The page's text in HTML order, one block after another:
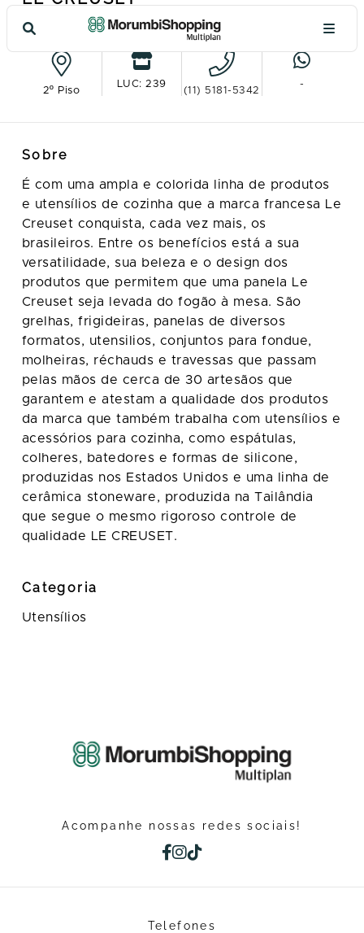
Ver no mapa
2º Piso
LUC: 239
(11) 5181-5342
-
Sobre
É com uma ampla e colorida linha de produtos
e utensílios de cozinha que a marca francesa Le
Creuset conquista, cada vez mais, os
brasileiros. Entre os benefícios está a sua
versatilidade, sua beleza e o design dos
produtos que permitem que uma panela Le
Creuset seja levada do fogão à mesa. São
grelhas, frigideiras, panelas de diversos
formatos, utensilios, conjuntos para fondue,
molheiras, réchauds e travessas que passam
pelas mãos de cerca de 30 artesãos que
garantem e atestam a qualidade dos produtos
da marca que também trabalha com utensílios e
acessórios para cozinha, como espátulas,
colheres, batedores e formas de silicone,
produzidas nos Estados Unidos e uma linha de
cerâmica stoneware, produzida na Tailândia
que segue o mesmo rigoroso controle de
qualidade LE CREUSET.
Categoria
Utensílios
Acompanhe nossas redes sociais!
Telefones